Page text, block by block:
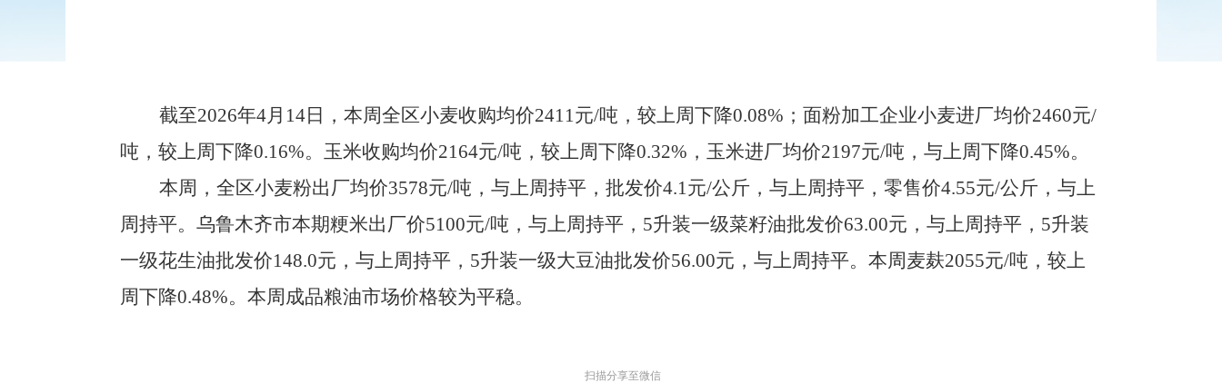
截至2026年4月 14日， 本周全区小麦收购均价2411元/吨 ， 较上周下降0.08% ； 面粉加工企业小麦进厂均价2460元/
吨 ， 较上周下降0.16%。玉米收购均价2164元/吨 ， 较上周下降0.32% ，玉米进厂均价2197元/吨 ， 与上周下降0.45%。
本周 ， 全区小麦粉出厂均价3578元/吨 ，与上周持平 ， 批发价4.1元/公斤 ， 与上周持平 ， 零售价4.55元/公斤，与上
周持平。 乌鲁木齐市本期粳米出厂价5100元/吨 ， 与上周持平， 5升装一级菜籽油批发价63.00元，与上周持平， 5升装
一级花生油批发价148.0元 ， 与上周持平， 5升装一级大豆油批发价56.00元，与上周持平。本周麦麸2055元/吨 ， 较上
周下降0.48%。 本周成品粮油市场价格较为平稳。
扫描分享至微信